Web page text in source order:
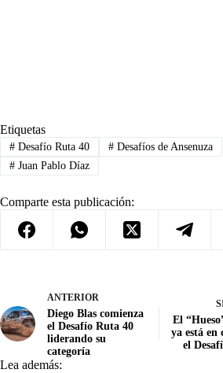
Etiquetas
#Desafío Ruta 40 #Desafíos de Ansenuza
#Juan Pablo Díaz
Comparte esta publicación:
ANTERIOR
Diego Blas comienza
el Desafío Ruta 40
liderando su
categoría
El
ya está en
el
Lea además: